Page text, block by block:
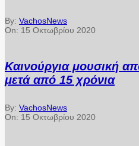
By: VachosNews
On: 15 Οκτωβρίου 2020
Καινούργια μουσική
μετά από 15 χρόνια
By: VachosNews
On: 15 Οκτωβρίου 2020